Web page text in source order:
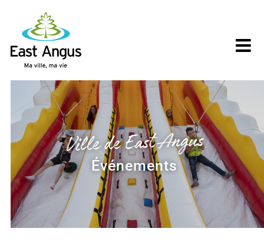
content
Ville de East Angus
Événements